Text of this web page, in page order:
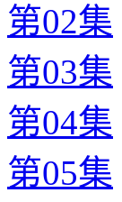
第02集
第03集
第04集
第05集